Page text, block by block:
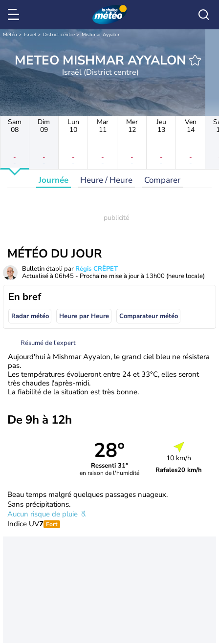
Météo Israël District centre Mishmar Ayyalon
METEO MISHMAR AYYALON
Israël (District centre)
Sam
08
-
-
Dim
09
-
-
Lun
10
-
-
Mar
11
-
-
Mer
12
-
-
Jeu
13
-
-
Ven
14
-
-
Journée Heure / Heure Comparer
MÉTÉO DU JOUR
Bulletin établi par Régis CRÊPET
Actualisé à 06h45 - Prochaine mise à jour à 13h00 (heure locale)
En bref
Radar météo Heure par Heure Comparateur météo
Résumé de l’expert
Aujourd'hui à Mishmar Ayyalon, le grand ciel bleu ne résistera
pas.
Les températures évolueront entre 24 et 33°C, elles seront
très chaudes l'après-midi.
La fiabilité de la situation est très bonne.
De 9h à 12h
28°
Ressenti 31°
en raison de l'humidité
10 km/h
Rafales20 km/h
Beau temps malgré quelques passages nuageux.
Sans précipitations.
Aucun risque de pluie
Indice UV7 Fort